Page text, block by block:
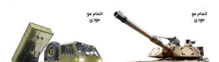
اتمام مو
جودی
اتمام مو
جودی